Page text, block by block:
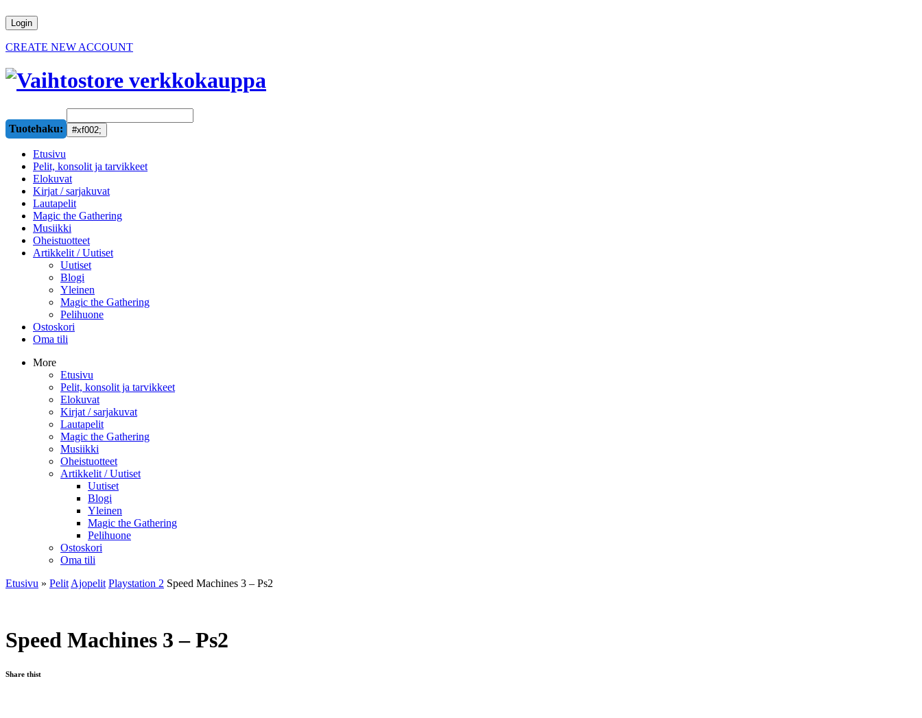
CREATE NEW ACCOUNT
Tuotehaku:
Etusivu
Pelit, konsolit ja tarvikkeet
Elokuvat
Kirjat / sarjakuvat
Lautapelit
Magic the Gathering
Musiikki
Oheistuotteet
Artikkelit / Uutiset
Uutiset
Blogi
Yleinen
Magic the Gathering
Pelihuone
Ostoskori
Oma tili
More
Etusivu
Pelit, konsolit ja tarvikkeet
Elokuvat
Kirjat / sarjakuvat
Lautapelit
Magic the Gathering
Musiikki
Oheistuotteet
Artikkelit / Uutiset
Uutiset
Blogi
Yleinen
Magic the Gathering
Pelihuone
Ostoskori
Oma tili
Etusivu » Pelit Ajopelit Playstation 2 Speed Machines 3 – Ps2
Speed Machines 3 – Ps2
Share thist